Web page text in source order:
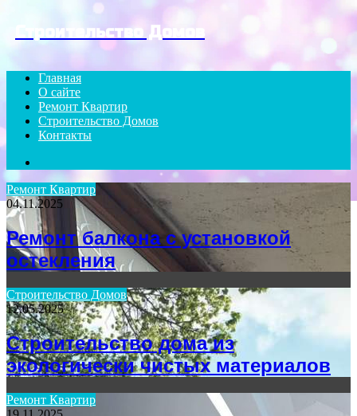
Строительство Домов
Главная
О сайте
Ремонт Квартир
Строительство Домов
Контакты
for
Ремонт Квартир
04.11.2025
Ремонт балкона с установкой
остекления
Строительство Домов
12.05.2025
Строительство дома из
экологически чистых материалов
Ремонт Квартир